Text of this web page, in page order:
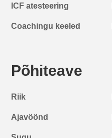
ICF atesteering
Coachingu keeled
Põhiteave
Riik
Ajavöönd